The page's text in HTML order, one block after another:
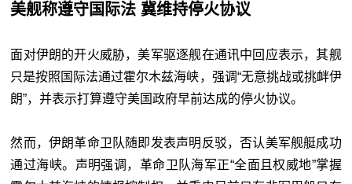
美舰称遵守国际法 冀维持停火协议
面对伊朗的开火威胁，美军驱逐舰在通讯中回应表示，其舰
只是按照国际法通过霍尔木兹海峡，强调“无意挑战或挑衅伊
朗”，并表示打算遵守美国政府早前达成的停火协议。
然而，伊朗革命卫队随即发表声明反驳，否认美军舰艇成功
通过海峡。声明强调，革命卫队海军正“全面且权威地”掌握